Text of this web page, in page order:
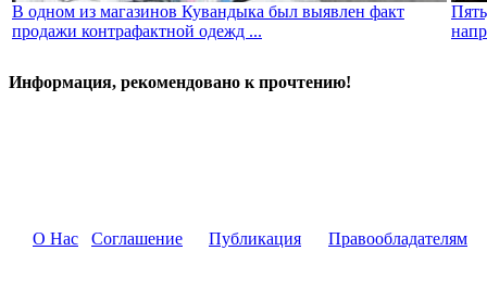
В одном из магазинов Кувандыка был выявлен факт
продажи контрафактной одежд ...
Информация, рекомендовано к прочтению!
О Нас Соглашение Публикация Правообладателям